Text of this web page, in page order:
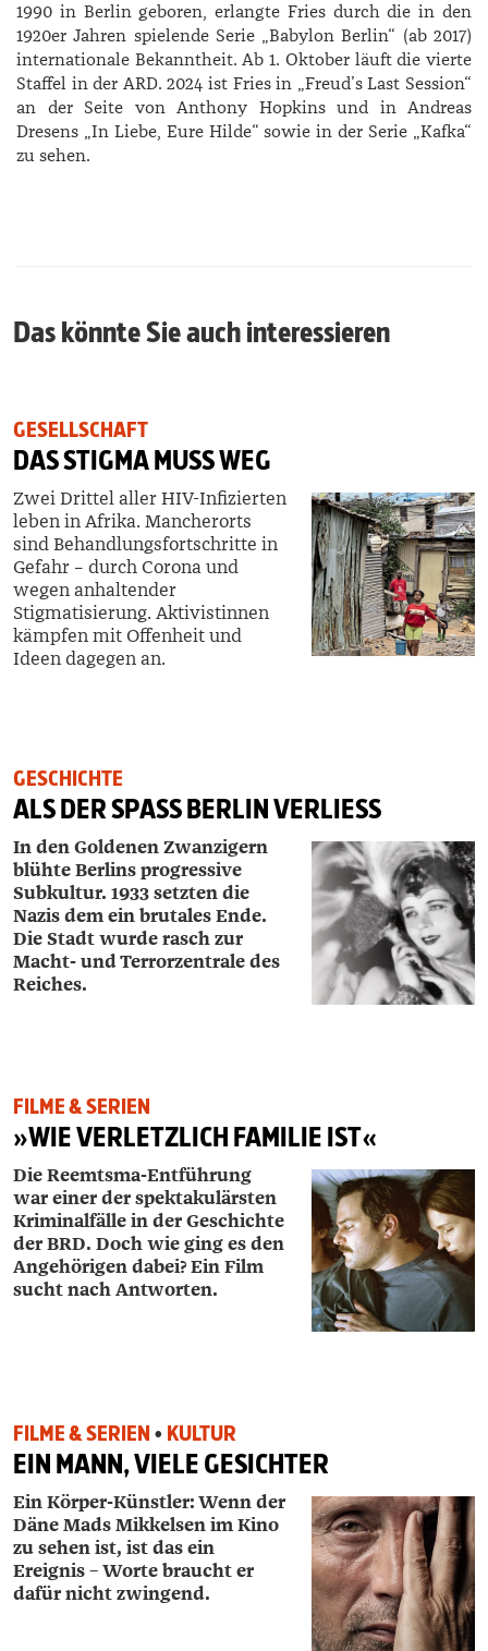
1990 in Berlin geboren, erlangte Fries durch die in den
1920er Jahren spielende Serie „Babylon Berlin“ (ab 2017)
internationale Bekanntheit. Ab 1. Oktober läuft die vierte
Staffel in der ARD. 2024 ist Fries in „Freud’s Last Session“
an der Seite von Anthony Hopkins und in Andreas
Dresens „In Liebe, Eure Hilde“ sowie in der Serie „Kafka“
zu sehen.
Das könnte Sie auch interessieren
GESELLSCHAFT
DAS STIGMA MUSS WEG
Zwei Drittel aller HIV-Infizierten
leben in Afrika. Mancherorts
sind Behandlungsfortschritte in
Gefahr – durch Corona und
wegen anhaltender
Stigmatisierung. Aktivistinnen
kämpfen mit Offenheit und
Ideen dagegen an.
GESCHICHTE
ALS DER SPASS BERLIN VERLIESS
In den Goldenen Zwanzigern
blühte Berlins progressive
Subkultur. 1933 setzten die
Nazis dem ein brutales Ende.
Die Stadt wurde rasch zur
Macht- und Terrorzentrale des
Reiches.
FILME & SERIEN
»WIE VERLETZLICH FAMILIE IST«
Die Reemtsma-Entführung
war einer der spektakulärsten
Kriminalfälle in der Geschichte
der BRD. Doch wie ging es den
Angehörigen dabei? Ein Film
sucht nach Antworten.
FILME & SERIEN • KULTUR
EIN MANN, VIELE GESICHTER
Ein Körper-Künstler: Wenn der
Däne Mads ­Mikkelsen imKino
zu sehen ist, ist das ein
Ereignis – Worte braucht er
dafür nicht zwingend.